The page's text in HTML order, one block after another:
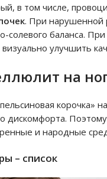
в том числе,
. При нарушенной
баланса. При
улучшить
на
корочка»
дискомфорта.
и народные
– список